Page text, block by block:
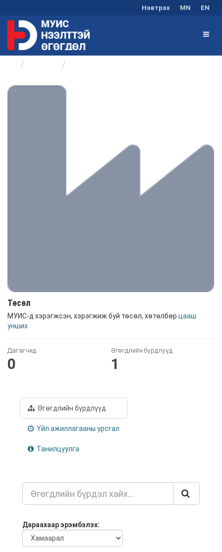
Нэвтрэх MN EN
Төсөл
МУИС-д хэрэгжсэн, хэрэгжиж буй төсөл, хөтөлбөр цааш
унших
Дагагчид
0
Өгөгдлийн бүрдлүүд
1
Өгөгдлийн бүрдлүүд
Үйл ажиллагааны урсгал
Танилцуулга
Дараахаар эрэмбэлэх